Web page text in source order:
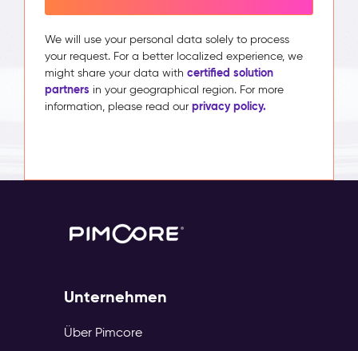
We will use your personal data solely to process
your request. For a better localized experience, we
might share your data with certified solution
partners in your geographical region. For more
information, please read our privacy policy.
Unternehmen
Über Pimcore